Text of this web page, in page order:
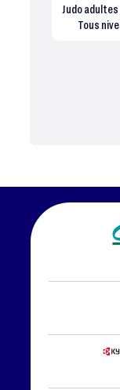
Judo adultes
Tous